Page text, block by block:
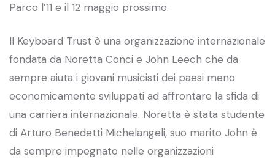
Parco l’11 e il 12 maggio prossimo.
Il Keyboard Trust è una organizzazione internazionale
fondata da Noretta Conci e John Leech che da
sempre aiuta i giovani musicisti dei paesi meno
economicamente sviluppati ad affrontare la sfida di
una carriera internazionale. Noretta è stata studente
di Arturo Benedetti Michelangeli, suo marito John è
da sempre impegnato nelle organizzazioni